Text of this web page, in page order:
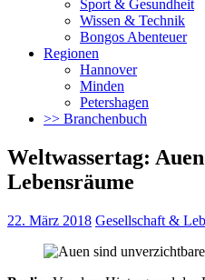
Sport & Gesundheit
Wissen & Technik
Bongos Abenteuer
Regionen
Hannover
Minden
Petershagen
>> Branchenbuch
Weltwassertag:
Lebensräume
22. März 2018 Gesellschaft &